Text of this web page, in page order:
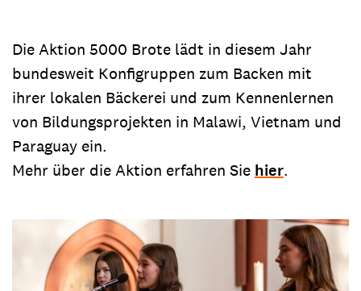
Die Aktion 5000 Brote lädt in diesem Jahr
bundesweit Konfigruppen zum Backen mit
ihrer lokalen Bäckerei und zum Kennenlernen
von Bildungsprojekten in Malawi, Vietnam und
Paraguay ein.
Mehr über die Aktion erfahren Sie hier.